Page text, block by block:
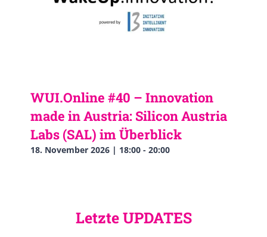
WUI.Online #40 – Innovation
made in Austria: Silicon Austria
Labs (SAL) im Überblick
18. November 2026 | 18:00 - 20:00
Letzte UPDATES